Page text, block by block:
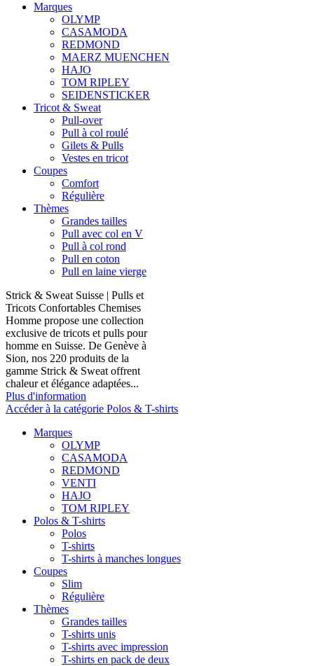
Marques
OLYMP
CASAMODA
REDMOND
MAERZ MUENCHEN
HAJO
TOM RIPLEY
SEIDENSTICKER
Tricot & Sweat
Pull-over
Pull à col roulé
Gilets & Pulls
Vestes en tricot
Coupes
Comfort
Régulière
Thèmes
Grandes tailles
Pull avec col en V
Pull à col rond
Pull en coton
Pull en laine vierge
Strick & Sweat Suisse | Pulls et
Tricots Confortables Chemises
Homme propose une collection
exclusive de tricots et pulls pour
homme en Suisse. De Genève à
Sion, nos 220 produits de la
gamme Strick & Sweat offrent
chaleur et élégance adaptées...
Plus d'information
Accéder à la catégorie Polos & T-shirts
Marques
OLYMP
CASAMODA
REDMOND
VENTI
HAJO
TOM RIPLEY
Polos & T-shirts
Polos
T-shirts
T-shirts à manches longues
Coupes
Slim
Régulière
Thèmes
Grandes tailles
T-shirts unis
T-shirts avec impression
T-shirts en pack de deux